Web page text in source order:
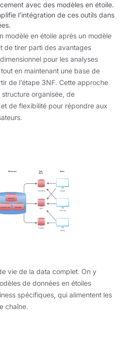
avec des modèles en étoile.
l’intégration de ces outils dans
modèle en étoile après un modèle
de tirer parti des avantages
pour les analyses
en maintenant une base de
de l’étape 3NF. Cette approche
organisée, de
de flexibilité pour répondre aux
vie de la data complet. On y
de données en étoiles
spécifiques, qui alimentent les
chaîne.